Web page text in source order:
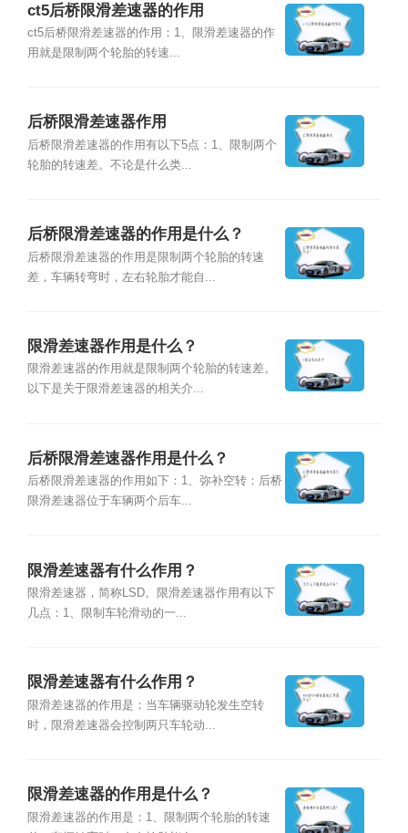
ct5后桥限滑差速器的作用
ct5后桥限滑差速器的作用：1、限滑差速器的作
用就是限制两个轮胎的转速...
后桥限滑差速器作用
后桥限滑差速器的作用有以下5点：1、限制两个
轮胎的转速差。不论是什么类...
后桥限滑差速器的作用是什么？
后桥限滑差速器的作用是限制两个轮胎的转速
差，车辆转弯时，左右轮胎才能自...
限滑差速器作用是什么？
限滑差速器的作用就是限制两个轮胎的转速差。
以下是关于限滑差速器的相关介...
后桥限滑差速器作用是什么？
后桥限滑差速器的作用如下：1、弥补空转：后桥
限滑差速器位于车辆两个后车...
限滑差速器有什么作用？
限滑差速器，简称LSD。限滑差速器作用有以下
几点：1、限制车轮滑动的一...
限滑差速器有什么作用？
限滑差速器的作用是：当车辆驱动轮发生空转
时，限滑差速器会控制两只车轮动...
限滑差速器的作用是什么？
限滑差速器的作用是：1、限制两个轮胎的转速